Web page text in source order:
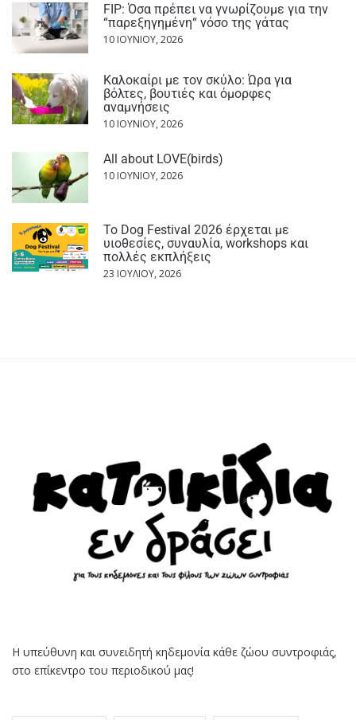
FIP: Όσα πρέπει να γνωρίζουμε για την
“παρεξηγημένη“ νόσο της γάτας
10 ΙΟΥΝΊΟΥ, 2026
Καλοκαίρι με τον σκύλο: Ώρα για
βόλτες, βουτιές και όμορφες
αναμνήσεις
10 ΙΟΥΝΊΟΥ, 2026
All about LOVE(birds)
10 ΙΟΥΝΊΟΥ, 2026
Το Dog Festival 2026 έρχεται με
υιοθεσίες, συναυλία, workshops και
πολλές εκπλήξεις
23 ΙΟΥΛΊΟΥ, 2026
Η υπεύθυνη και συνειδητή κηδεμονία κάθε ζώου συντροφιάς,
στο επίκεντρο του περιοδικού μας!